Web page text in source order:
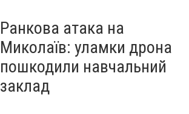
Ранкова атака на
Миколаїв: уламки дрона
пошкодили навчальний
заклад